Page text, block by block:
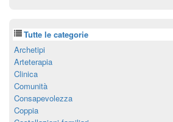
Tutte le categorie
Archetipi
Arteterapia
Clinica
Comunità
Consapevolezza
Coppia